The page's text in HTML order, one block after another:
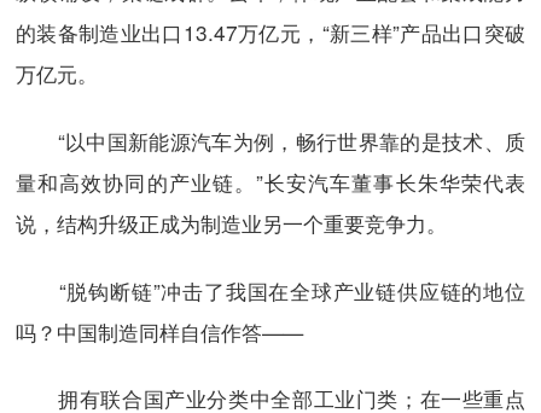
的装备制造业出口13.47万亿元，“新三样”产品出口突破
万亿元。
“以中国新能源汽车为例，畅行世界靠的是技术、质
量和高效协同的产业链。”长安汽车董事长朱华荣代表
说，结构升级正成为制造业另一个重要竞争力。
“脱钩断链”冲击了我国在全球产业链供应链的地位
吗？中国制造同样自信作答——
拥有联合国产业分类中全部工业门类；在一些重点